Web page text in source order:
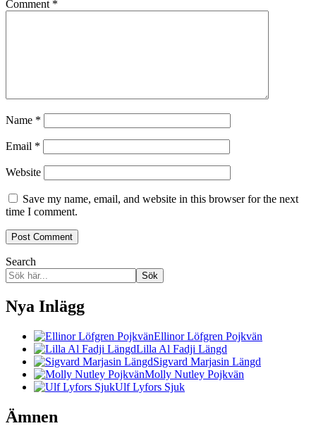
Comment *
Name *
Email *
Website
Save my name, email, and website in this browser for the next
time I comment.
Search
Sök
Nya Inlägg
Ellinor Löfgren Pojkvän
Lilla Al Fadji Längd
Sigvard Marjasin Längd
Molly Nutley Pojkvän
Ulf Lyfors Sjuk
Ämnen